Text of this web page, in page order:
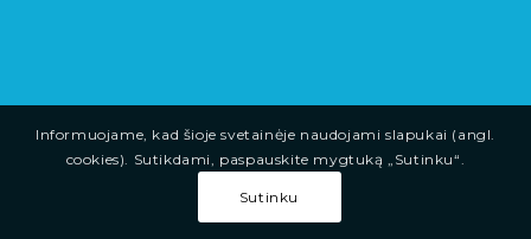
Informuojame, kad šioje svetainėje naudojami slapukai (angl.
cookies). Sutikdami, paspauskite mygtuką „Sutinku“.
Sutinku